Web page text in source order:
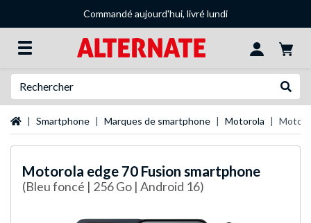
Commandé aujourd'hui, livré lundi
Page d'accueil
Smartphone Marques de smartphone Motorola
Motorola edge 70 Fusion smartphone
(Bleu foncé | 256 Go | Android 16)